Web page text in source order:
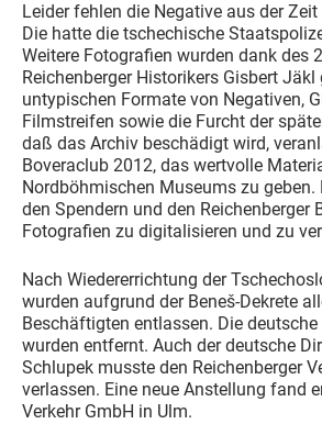
Leider fehlen die Negative aus der
Die hatte die tschechische
Weitere Fotografien wurden dank des
Reichenberger Historikers Gisbert Jäkl
untypischen Formate von Negativen,
Filmstreifen sowie die Furcht der
daß das Archiv beschädigt wird,
Boveraclub 2012, das wertvolle
Nordböhmischen Museums zu geben.
den Spendern und den Reichenberger
Fotografien zu digitalisieren und zu
Nach Wiedererrichtung der
wurden aufgrund der Beneš-Dekrete
Beschäftigten entlassen. Die
wurden entfernt. Auch der deutsche
Schlupek musste den Reichenberger
verlassen. Eine neue Anstellung fand
Verkehr GmbH in Ulm.